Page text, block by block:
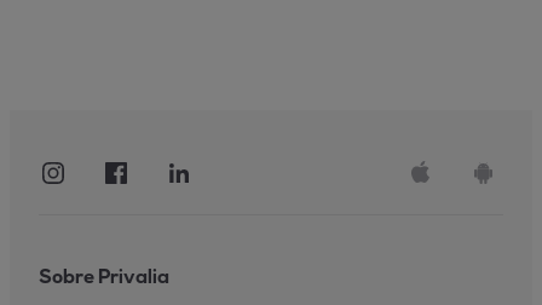
Sobre Privalia